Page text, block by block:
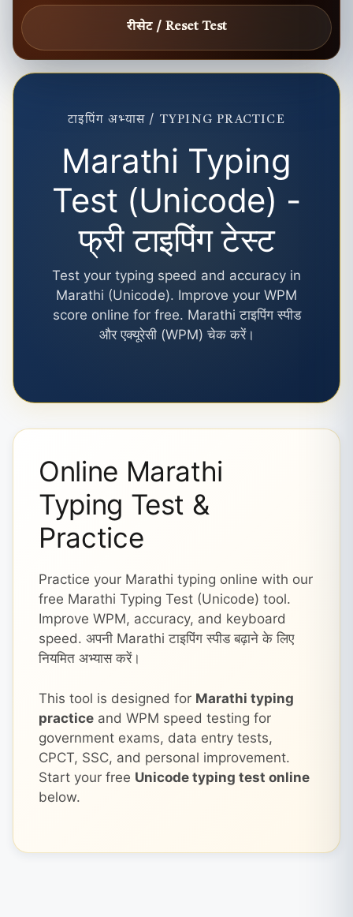
टाइपिंग अभ्यास / TYPING PRACTICE
Marathi Typing
Test (Unicode) -
फ्री टाइपिंग टेस्ट
Test your typing speed and accuracy in
Marathi (Unicode). Improve your WPM
score online for free. Marathi टाइपिंग स्पीड
और एक्यूरेसी (WPM) चेक करें।
Online Marathi
Typing Test &
Practice
Practice your Marathi typing online with our
free Marathi Typing Test (Unicode) tool.
Improve WPM, accuracy, and keyboard
speed. अपनी Marathi टाइपिंग स्पीड बढ़ाने के लिए
नियमित अभ्यास करें।
This tool is designed for Marathi typing
practice and WPM speed testing for
government exams, data entry tests,
CPCT, SSC, and personal improvement.
Start your free Unicode typing test online
below.
रीसेट / Reset Test